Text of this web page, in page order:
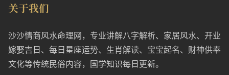
关于我们
沙沙情商风水命理网，专业讲解八字解析、家居风水、开业
嫁娶吉日、每日星座运势、生肖解读、宝宝起名、财神供奉
文化等传统民俗内容，国学知识每日更新。